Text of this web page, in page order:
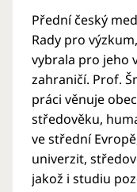
Přední český
Rady pro
vybrala pro jeho
zahraničí. Prof.
práci věnuje
středověku,
ve střední
univerzit,
jakož i studiu